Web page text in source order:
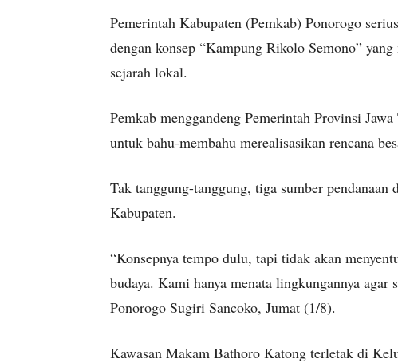
Pemerintah Kabupaten (Pemkab) Ponorogo
dengan konsep “Kampung Rikolo Semono”
sejarah lokal.
Pemkab menggandeng Pemerintah Provinsi
untuk bahu-membahu merealisasikan rencana
Tak tanggung-tanggung, tiga sumber
Kabupaten.
“Konsepnya tempo dulu, tapi tidak akan
budaya. Kami hanya menata lingkungannya
Ponorogo Sugiri Sancoko, Jumat (1/8).
Kawasan Makam Bathoro Katong terletak di